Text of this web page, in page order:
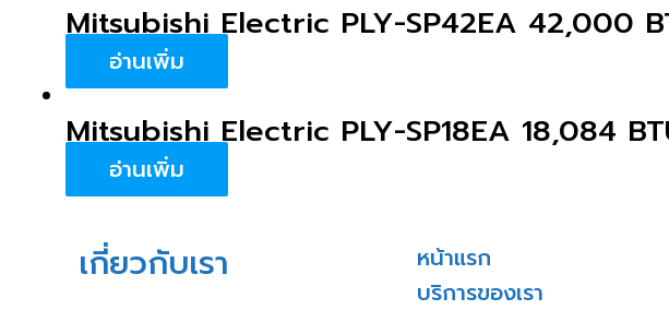
Mitsubishi Electric PLY-SP42EA 42,000
อ่านเพิ่ม
Mitsubishi Electric PLY-SP18EA 18,084
อ่านเพิ่ม
เกี่ยวกับเรา
หน้าแรก
บริการของเรา